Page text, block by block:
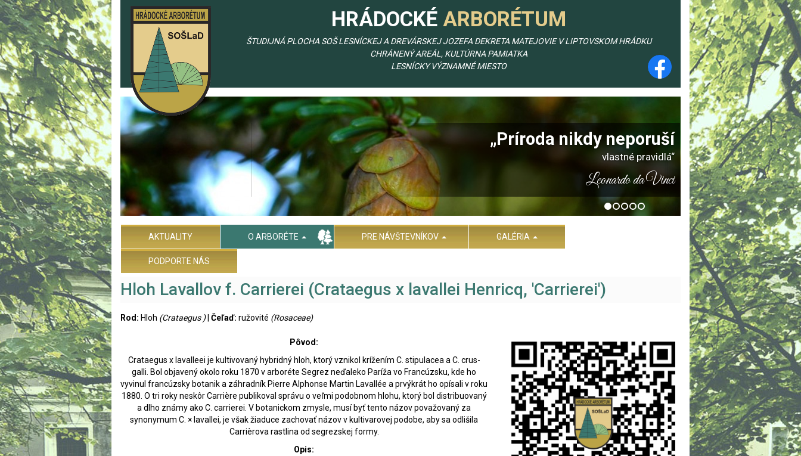
HRÁDOCKÉ ARBORÉTUM
ŠTUDIJNÁ PLOCHA SOŠ LESNÍCKEJ A DREVÁRSKEJ JOZEFA DEKRETA MATEJOVIE V LIPTOVSKOM HRÁDKU
CHRÁNENÝ AREÁL, KULTÚRNA PAMIATKA
LESNÍCKY VÝZNAMNÉ MIESTO
„Príroda nikdy neporuší
vlastné pravidlá“
Leonardo da Vinci
AKTUALITY O ARBORÉTE PRE NÁVŠTEVNÍKOV GALÉRIA
PODPORTE NÁS
Hloh Lavallov f. Carrierei (Crataegus x lavallei Henricq, 'Carrierei')
Rod: Hloh (Crataegus )| Čeľaď: ružovité (Rosaceae)
Pôvod:
Crataegus x lavalleei je kultivovaný hybridný hloh, ktorý vznikol krížením C. stipulacea a C. crus-
galli. Bol objavený okolo roku 1870 v arboréte Segrez neďaleko Paríža vo Francúzsku, kde ho
vyvinul francúzsky botanik a záhradník Pierre Alphonse Martin Lavallée a prvýkrát ho opísali v roku
1880. O tri roky neskôr Carrière publikoval správu o veľmi podobnom hlohu, ktorý bol distribuovaný
a dlho známy ako C. carrierei. V botanickom zmysle, musí byť tento názov považovaný za
synonymum C. × lavallei, je však žiaduce zachovať názov v kultivarovej podobe, aby sa odlišila
Carrièrova rastlina od segrezskej formy.
Opis: